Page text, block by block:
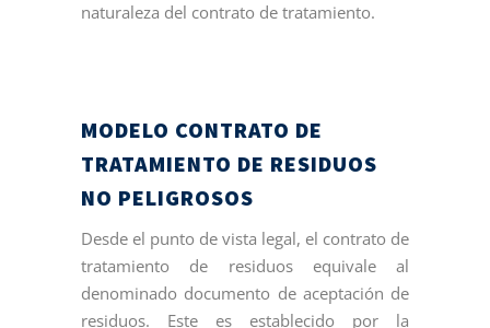
naturaleza del contrato de tratamiento.
MODELO CONTRATO DE
TRATAMIENTO DE RESIDUOS
NO PELIGROSOS
Desde el punto de vista legal, el contrato de
tratamiento de residuos equivale al
denominado documento de aceptación de
residuos. Este es establecido por la